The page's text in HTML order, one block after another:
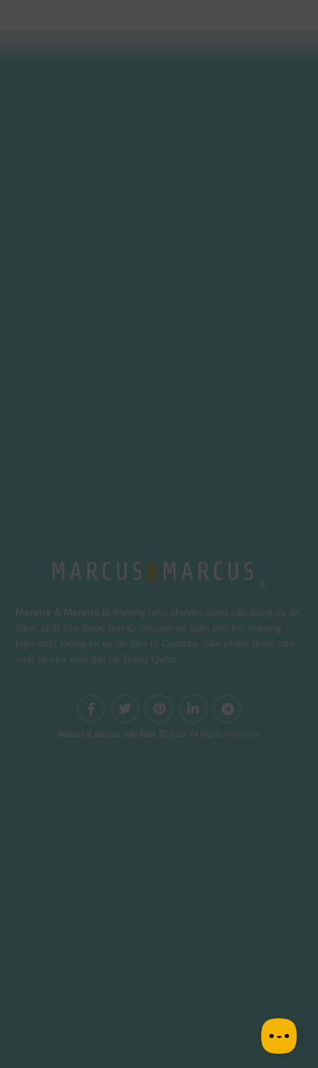
Marcus & Marcus là thương hiệu chuyên cung cấp dụng cụ ăn
dặm, chất liệu được làm từ silicone an toàn cho bé, thương
hiệu chất lượng và uy tín đến từ Canada. Sản phẩm được sản
xuất từ nhà máy đặt tại Trung Quốc.
Marcus & Marcus Việt Nam 2022. All Rights Reserved.